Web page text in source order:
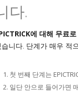
다.
에 대해 무료
습니다. 단계가 매우 적
첫 번째 단계는
일단 안으로 들어가면